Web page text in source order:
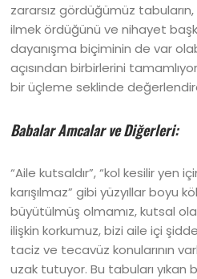
zararsız gördüğümüz
ilmek ördüğünü ve nihayet
dayanışma biçiminin de var
açısından birbirlerini
bir üçleme seklinde
Babalar Amcalar ve Diğerleri:
“Aile kutsaldır”, “kol kesilir yen
karışılmaz” gibi yüzyıllar boyu
büyütülmüş olmamız, kutsal
ilişkin korkumuz, bizi aile içi
taciz ve tecavüz konularının
uzak tutuyor. Bu tabuları yıkan